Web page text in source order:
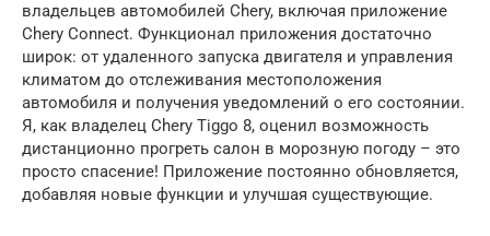
владельцев автомобилей Chery, включая приложение
Chery Connect. Функционал приложения достаточно
широк: от удаленного запуска двигателя и управления
климатом до отслеживания местоположения
автомобиля и получения уведомлений о его состоянии.
Я, как владелец Chery Tiggo 8, оценил возможность
дистанционно прогреть салон в морозную погоду – это
просто спасение! Приложение постоянно обновляется,
добавляя новые функции и улучшая существующие.